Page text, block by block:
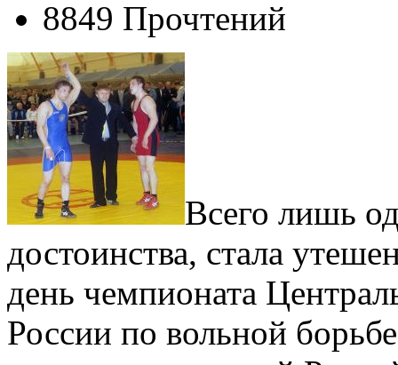
8849 Прочтений
Всего лишь
достоинства, стала
день чемпионата
России по вольной